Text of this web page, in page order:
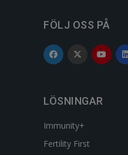
FÖLJ OSS PÅ
LÖSNINGAR
Immunity+
Fertility First